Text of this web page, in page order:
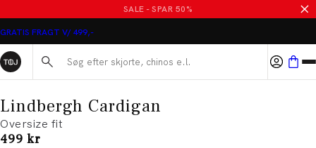
SALE - SPAR 50%
GRATIS FRAGT V/ 499,-
Søg her...
Lindbergh Cardigan
Oversize fit
I alt (inkl. rabat)
499 kr